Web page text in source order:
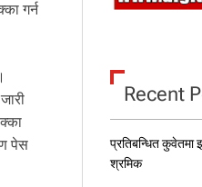
गर्न
पेस
Recent
प्रतिबन्धित कुवेतमा
श्रमिक